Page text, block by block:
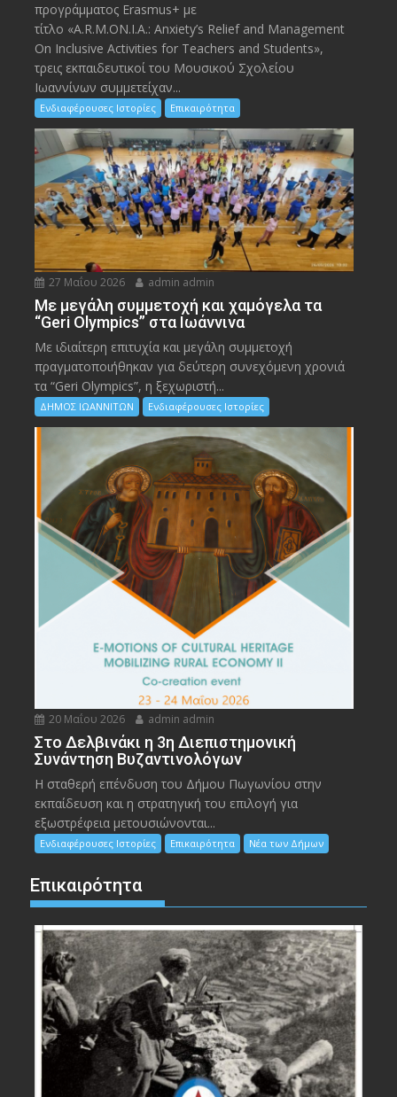
προγράμματος Erasmus+ με
τίτλο «A.R.M.ON.I.A.: Anxiety’s Relief and Management
On Inclusive Activities for Teachers and Students»,
τρεις εκπαιδευτικοί του Μουσικού Σχολείου
Ιωαννίνων συμμετείχαν...
Ενδιαφέρουσες Ιστορίες Επικαιρότητα
27 Μαΐου 2026 admin admin
Με μεγάλη συμμετοχή και χαμόγελα τα
“Geri Olympics” στα Ιωάννινα
Με ιδιαίτερη επιτυχία και μεγάλη συμμετοχή
πραγματοποιήθηκαν για δεύτερη συνεχόμενη χρονιά
τα “Geri Olympics”, η ξεχωριστή...
ΔΗΜΟΣ ΙΩΑΝΝΙΤΩΝ Ενδιαφέρουσες Ιστορίες
20 Μαΐου 2026 admin admin
Στο Δελβινάκι η 3η Διεπιστημονική
Συνάντηση Βυζαντινολόγων
Η σταθερή επένδυση του Δήμου Πωγωνίου στην
εκπαίδευση και η στρατηγική του επιλογή για
εξωστρέφεια μετουσιώνονται...
Ενδιαφέρουσες Ιστορίες Επικαιρότητα Νέα των Δήμων
Επικαιρότητα